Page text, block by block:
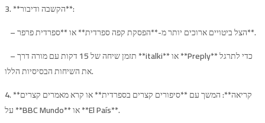
3. **הקשבה ודיבור**:
– הצל ביטויים ארוכים יותר מ-**הפסקת קפה ספרדית** או **ספרדית פרפר**.
– תזמן שיחה של 15 דקות עם מורה דרך **italki** או **Preply** כדי לתרגל
את השיחות הבסיסיות הללו.
4. **קריאה**: המשך עם **סיפורים קצרים בספרדית** או קרא מאמרים קצרים
על **BBC Mundo** או **El País**.